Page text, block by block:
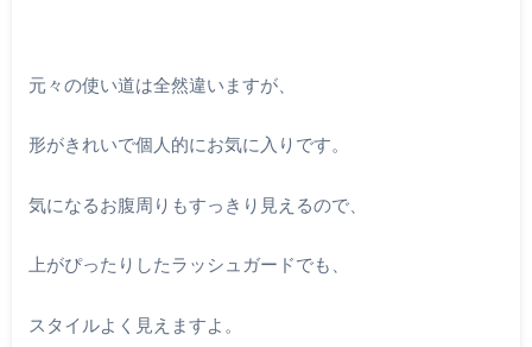
元々の使い道は全然違いますが、
形がきれいで個人的にお気に入りです。
気になるお腹周りもすっきり見えるので、
上がぴったりしたラッシュガードでも、
スタイルよく見えますよ。